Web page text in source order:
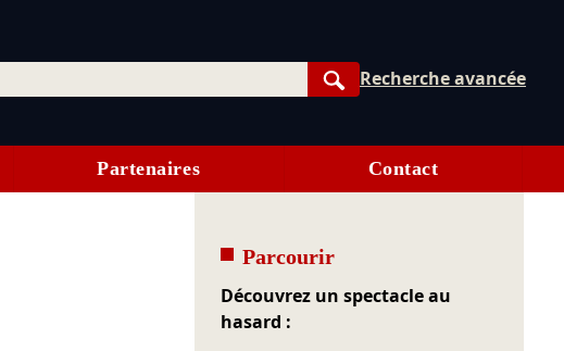
Rechercher
Recherche avancée
Partenaires Contact
Parcourir
Découvrez un spectacle au
hasard :